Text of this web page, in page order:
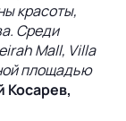
красоты,
Среди
Mall, Villa
площадью
Косарев,